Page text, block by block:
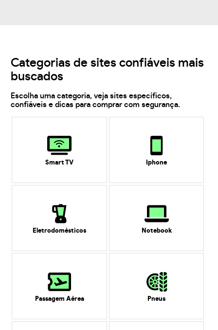
Categorias de sites confiáveis mais
buscados
Escolha uma categoria, veja sites específicos,
confiáveis e dicas para comprar com segurança.
Smart TV Iphone
Eletrodomésticos Notebook
Passagem Aérea Pneus